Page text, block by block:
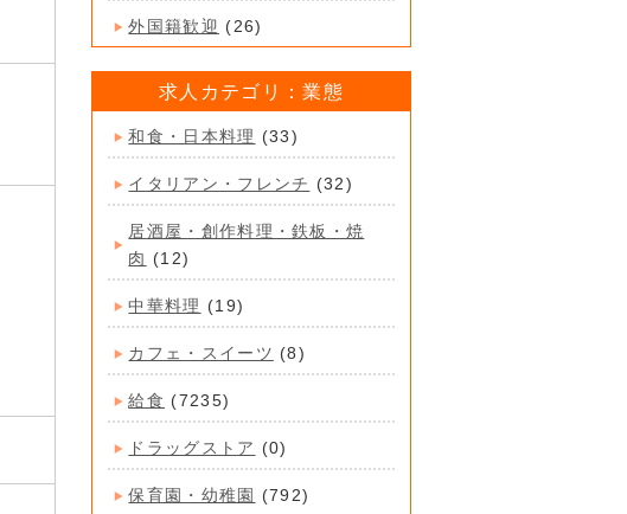
外国籍歓迎 (26)
求人カテゴリ：業態
和食・日本料理 (33)
イタリアン・フレンチ (32)
居酒屋・創作料理・鉄板・焼
肉 (12)
中華料理 (19)
カフェ・スイーツ (8)
給食 (7235)
ドラッグストア (0)
保育園・幼稚園 (792)